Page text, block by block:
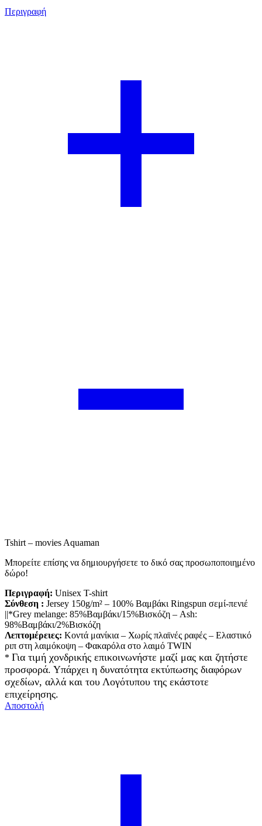
Περιγραφή
Tshirt – movies Aquaman
Mπορείτε επίσης να δημιουργήσετε το δικό σας προσωποποιημένο
δώρο!
Περιγραφή: Unisex T-shirt
Σύνθεση : Jersey 150g/m² – 100% Βαμβάκι Ringspun σεμί-πενιέ
||*Grey melange: 85%Βαμβάκι/15%Βισκόζη – Ash:
98%Βαμβάκι/2%Βισκόζη
Λεπτομέρειες: Κοντά μανίκια – Χωρίς πλαϊνές ραφές – Ελαστικό
ριπ στη λαιμόκοψη – Φακαρόλα στο λαιμό TWIN
* Για τιμή χονδρικής επικοινωνήστε μαζί μας και ζητήστε
προσφορά. Υπάρχει η δυνατότητα εκτύπωσης διαφόρων
σχεδίων, αλλά και του Λογότυπου της εκάστοτε
επιχείρησης.
Αποστολή